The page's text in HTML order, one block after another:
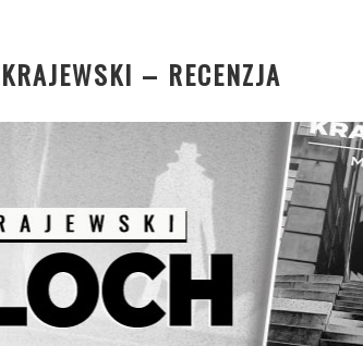
– RECENZJA